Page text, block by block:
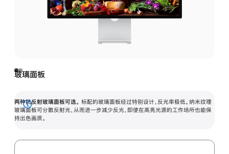
玻璃面板
两种抗反射玻璃面板可选。 标配的玻璃面板经过特别设计，反光率极低。纳米纹理
玻璃面板可分散反射光，从而进一步减少反光，即使在高亮光源的工作场所也能保
持出色画质。
展
开